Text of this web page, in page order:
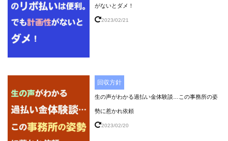
がないとダメ！
2023/02/21
回収方針
生の声がわかる過払い金体験談…この事務所の姿
勢に惹かれ依頼
2023/02/20